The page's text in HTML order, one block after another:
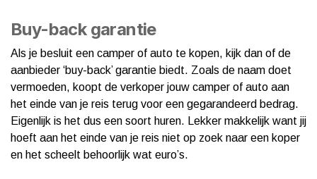
Buy-back garantie
Als je besluit een camper of auto te kopen, kijk dan of de
aanbieder ‘buy-back’ garantie biedt. Zoals de naam doet
vermoeden, koopt de verkoper jouw camper of auto aan
het einde van je reis terug voor een gegarandeerd bedrag.
Eigenlijk is het dus een soort huren. Lekker makkelijk want jij
hoeft aan het einde van je reis niet op zoek naar een koper
en het scheelt behoorlijk wat euro’s.